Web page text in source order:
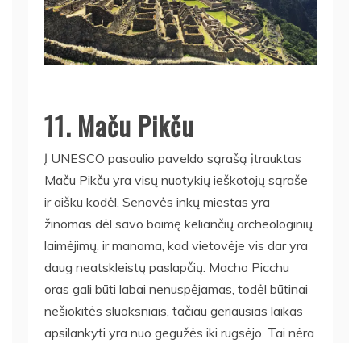
11. Maču Pikču
Į UNESCO pasaulio paveldo sąrašą įtrauktas
Maču Pikču yra visų nuotykių ieškotojų sąraše
ir aišku kodėl. Senovės inkų miestas yra
žinomas dėl savo baimę keliančių archeologinių
laimėjimų, ir manoma, kad vietovėje vis dar yra
daug neatskleistų paslapčių. Macho Picchu
oras gali būti labai nenuspėjamas, todėl būtinai
nešiokitės sluoksniais, tačiau geriausias laikas
apsilankyti yra nuo gegužės iki rugsėjo. Tai nėra